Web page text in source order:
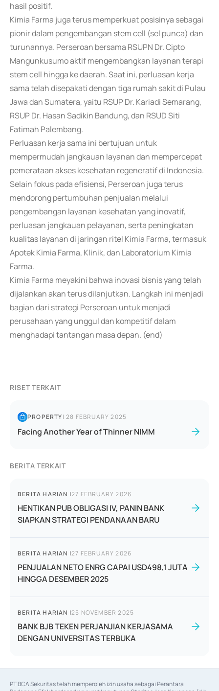
hasil positif.
Kimia Farma juga terus memperkuat posisinya sebagai
pionir dalam pengembangan stem cell (sel punca) dan
turunannya. Perseroan bersama RSUPN Dr. Cipto
Mangunkusumo aktif mengembangkan layanan terapi
stem cell hingga ke daerah. Saat ini, perluasan kerja
sama telah disepakati dengan tiga rumah sakit di Pulau
Jawa dan Sumatera, yaitu RSUP Dr. Kariadi Semarang,
RSUP Dr. Hasan Sadikin Bandung, dan RSUD Siti
Fatimah Palembang.
Perluasan kerja sama ini bertujuan untuk
mempermudah jangkauan layanan dan mempercepat
pemerataan akses kesehatan regeneratif di Indonesia.
Selain fokus pada efisiensi, Perseroan juga terus
mendorong pertumbuhan penjualan melalui
pengembangan layanan kesehatan yang inovatif,
perluasan jangkauan pelayanan, serta peningkatan
kualitas layanan di jaringan ritel Kimia Farma, termasuk
Apotek Kimia Farma, Klinik, dan Laboratorium Kimia
Farma.
Kimia Farma meyakini bahwa inovasi bisnis yang telah
dijalankan akan terus dilanjutkan. Langkah ini menjadi
bagian dari strategi Perseroan untuk menjadi
perusahaan yang unggul dan kompetitif dalam
menghadapi tantangan masa depan. (end)
RISET TERKAIT
PROPERTY|28 FEBRUARY 2025
Facing Another Year of Thinner NIMM
BERITA TERKAIT
BERITA HARIAN |27 FEBRUARY 2026
HENTIKAN PUB OBLIGASI IV, PANIN BANK
SIAPKAN STRATEGI PENDANAAN BARU
BERITA HARIAN |27 FEBRUARY 2026
PENJUALAN NETO ENRG CAPAI USD498,1 JUTA
HINGGA DESEMBER 2025
BERITA HARIAN |25 NOVEMBER 2025
BANK BJB TEKEN PERJANJIAN KERJASAMA
DENGAN UNIVERSITAS TERBUKA
PT BCA Sekuritas telah memperoleh izin usaha sebagai Perantara